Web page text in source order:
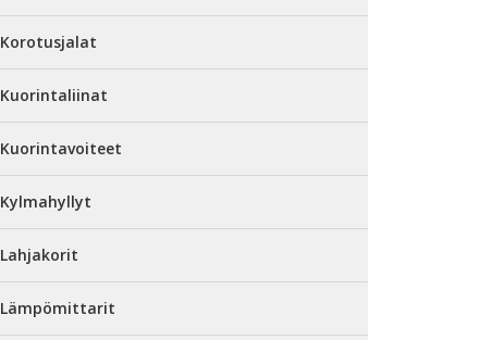
Korotusjalat
Kuorintaliinat
Kuorintavoiteet
Kylmahyllyt
Lahjakorit
Lämpömittarit